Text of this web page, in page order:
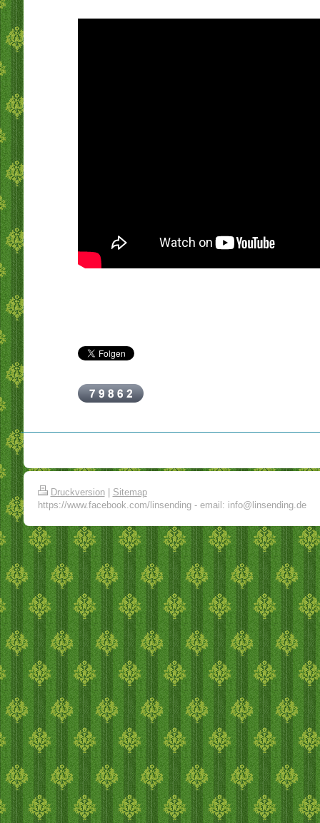
Druckversion
Sitemap
https://www.facebook.com/linsending - email: info@linsending.de